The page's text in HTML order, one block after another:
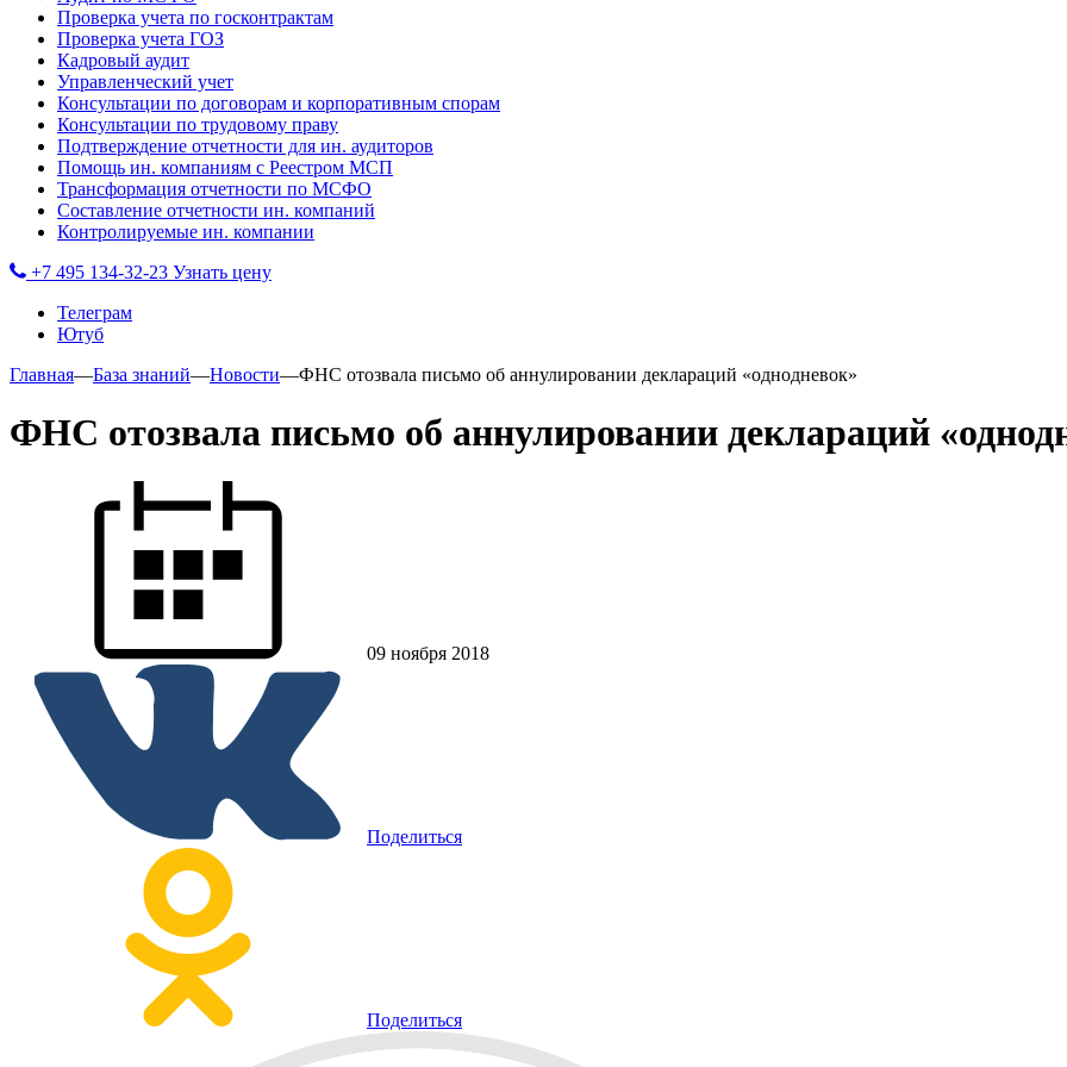
Проверка учета по госконтрактам
Проверка учета ГОЗ
Кадровый аудит
Управленческий учет
Консультации по договорам и корпоративным спорам
Консультации по трудовому праву
Подтверждение отчетности для ин. аудиторов
Помощь ин. компаниям с Реестром МСП
Трансформация отчетности по МСФО
Составление отчетности ин. компаний
Контролируемые ин. компании
+7 495 134-32-23 Узнать цену
Телеграм
Ютуб
Главная—База знаний—Новости—ФНС отозвала письмо об аннулировании деклараций «однодневок»
ФНС отозвала письмо об аннулировании деклараций
09 ноября 2018
Поделиться
Поделиться